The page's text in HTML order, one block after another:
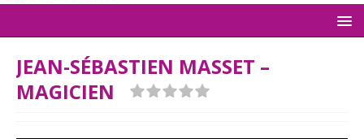
JEAN-SÉBASTIEN MASSET –
MAGICIEN